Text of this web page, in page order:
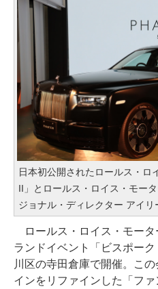
日本初公開されたロールス・ロ
II」とロールス・ロイス・モー
ジョナル・ディレクター アイ
ロールス・ロイス・モータ
ランドイベント「ビスポー
川区の寺田倉庫で開催。こ
インをリファインした「フ